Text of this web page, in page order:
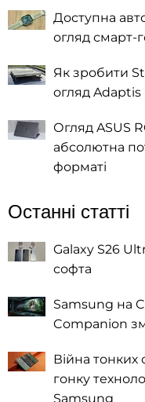
Доступна
огляд смарт-
Як зробити
огляд
Огляд ASUS
абсолютна
форматі
Останні статті
Galaxy S26
софта
Samsung на
Companion
Війна тонких
гонку
Samsung